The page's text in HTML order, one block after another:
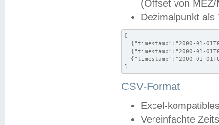
(Offset von MEZ/
Dezimalpunkt als
[
{"timestamp":"2000-01-
{"timestamp":"2000-01-
{"timestamp":"2000-01-
]
CSV-Format
Excel-
Vereinfachte